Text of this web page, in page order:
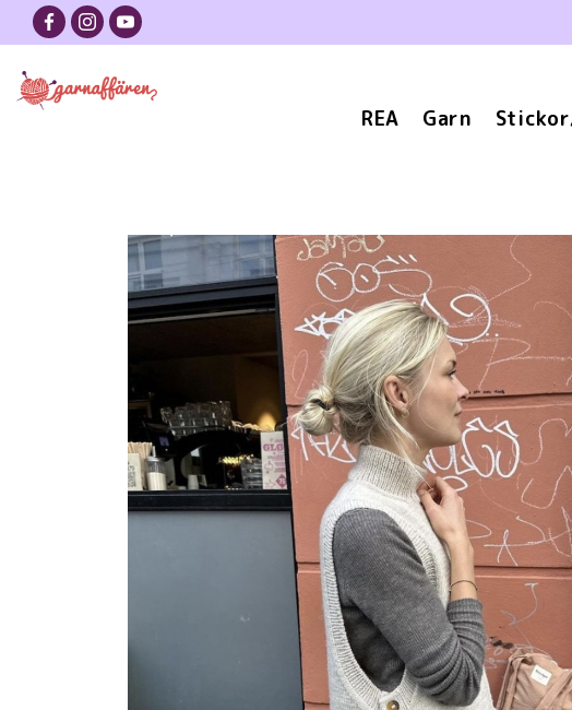
REA Garn